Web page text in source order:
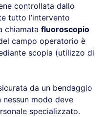
controllata dallo
tutto l’intervento
chiamata fluoroscopio
campo operatorio è
scopia (utilizzo di
da un bendaggio
modo deve
specializzato.